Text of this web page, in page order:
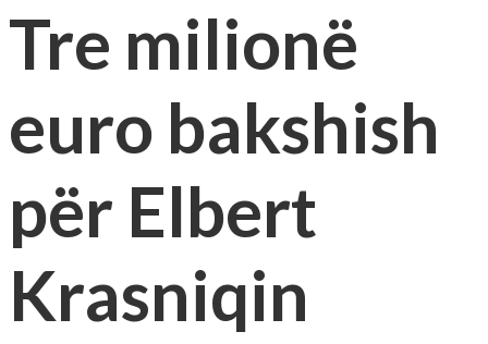
Tre milionë
euro bakshish
për Elbert
Krasniqin